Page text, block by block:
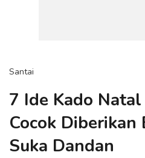
Santai
7 Ide Kado
Cocok Diberikan
Suka Dandan